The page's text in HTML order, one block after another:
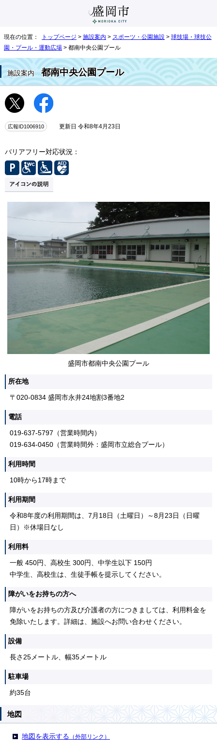
現在の位置： トップページ > 施設案内 > スポーツ・公園施設 > 球技場・球技公
園・プール・運動広場 > 都南中央公園プール
施設案内都南中央公園プール
広報ID1006910 更新日 令和8年4月23日
バリアフリー対応状況：
盛岡市都南中央公園プール
所在地
〒020-0834 盛岡市永井24地割3番地2
電話
019-637-5797（営業時間内）
019-634-0450（営業時間外：盛岡市立総合プール）
利用時間
10時から17時まで
利用期間
令和8年度の利用期間は、7月18日（土曜日）～8月23日（日曜
日）※休場日なし
利用料
一般 450円、高校生 300円、中学生以下 150円
中学生、高校生は、生徒手帳を提示してください。
障がいをお持ちの方へ
障がいをお持ちの方及び介護者の方につきましては、利用料金を
免除いたします。詳細は、施設へお問い合わせください。
設備
長さ25メートル、幅35メートル
駐車場
約35台
地図
地図を表示する （外部リンク）